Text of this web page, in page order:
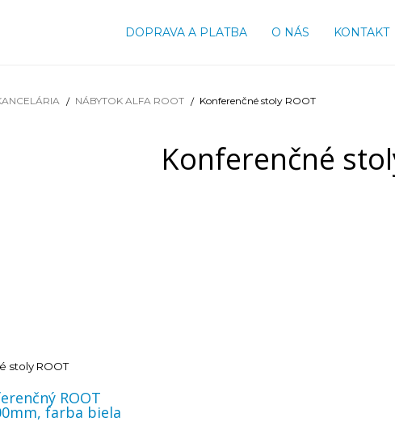
DOPRAVA A PLATBA O NÁS KONTAKT
NÁBYTOK ALFA ROOT Konferenčné stoly ROOT
Konferenčné
stoly ROOT
ROOT
farba biela